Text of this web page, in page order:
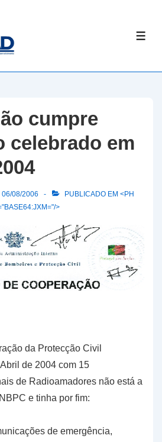
cumpre
celebrado em
06/08/2006
PUBLICADO EM <PH
>
da Protecção Civil
de 2004 com 15
de Radioamadores não está a
e tinha por fim:
de emergência,